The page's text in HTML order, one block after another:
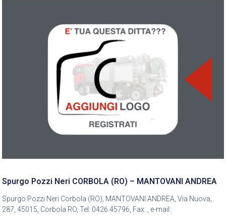
Spurgo Pozzi Neri CORBOLA (RO) – MANTOVANI ANDREA
Spurgo Pozzi Neri Corbola (RO), MANTOVANI ANDREA, Via Nuova,
287, 45015, Corbola RO, Tel: 0426 45796, Fax: , e-mail: